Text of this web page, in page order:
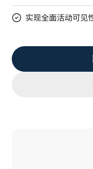
实现全面活动可见